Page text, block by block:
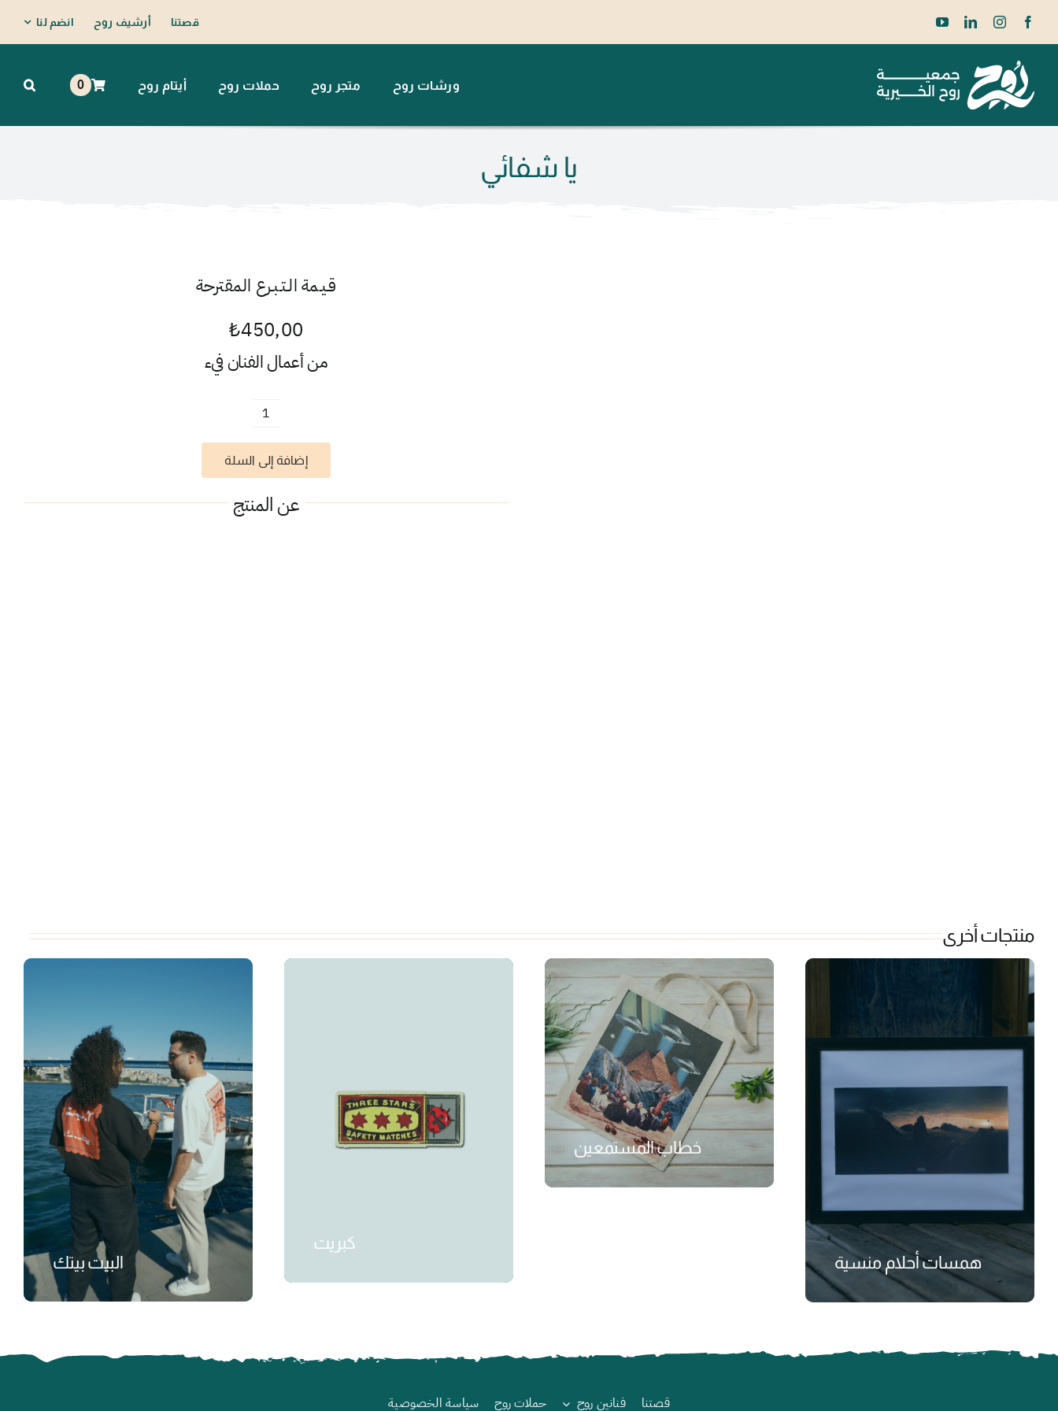
قصتنا أرشيف روح انضم لنا
ورشات روح متجر روح حملات روح أيتام روح 0
يا شفائي
قـيـمة الـتـبـرع المقترحة
₺450,00
من أعمال الفنانفيء
كمية
يا
شفائي
إضافة إلى السلة
عن المنتج
منتجات أخرى
همسات أحلام منسية
₺
خطاب المستمعين
₺
كبريت
₺
البيت بيتك
₺
قصتنا فنانين روح حملات روح سياسة الخصوصية